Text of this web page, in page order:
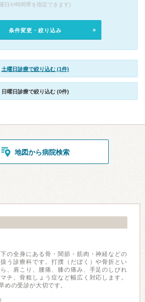
日や時間帯を指定できます)
条件変更・絞り込み
土曜日診療で絞り込む (1件)
日曜日診療で絞り込む (0件)
地図から病院検索
の全身にある骨・関節・筋肉・神経などの
扱う診療科です。打撲（だぼく）や骨折とい
、肩こり、腰痛、膝の痛み、手足のしびれ
チ、骨粗しょう症など幅広く対応します。
めの受診が大切です。